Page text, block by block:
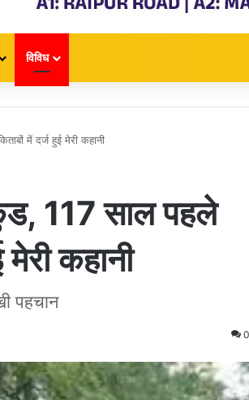
विविध
में दर्ज हुई मेरी कहानी
कुंड, 117 साल पहले
कहानी
पहचान
0